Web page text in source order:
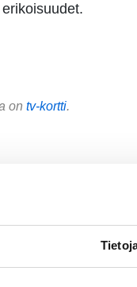
on tv-kortti.